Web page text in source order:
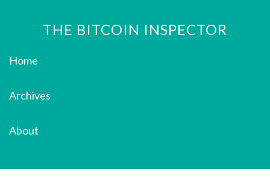
THE BITCOIN INSPECTOR
Home
Archives
About